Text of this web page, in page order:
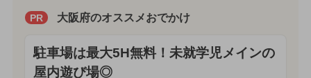
PR 大阪府のオススメおでかけ
駐車場は最大5H無料！未就学児メインの
屋内遊び場◎